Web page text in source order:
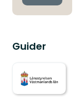
Guider